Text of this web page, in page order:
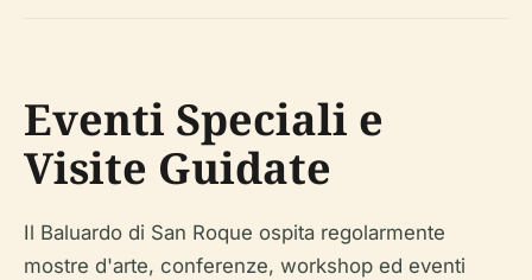
Eventi Speciali e
Visite Guidate
Il Baluardo di San Roque ospita regolarmente
mostre d'arte, conferenze, workshop ed eventi